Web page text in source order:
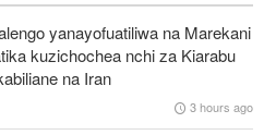
kuhusu ulipizaji kisasi wa Iran,
wa silaha
ya Ebola DRC huku
yanayofuatiliwa na Marekani
kuzichochea nchi za Kiarabu
na Iran
3 hours ago